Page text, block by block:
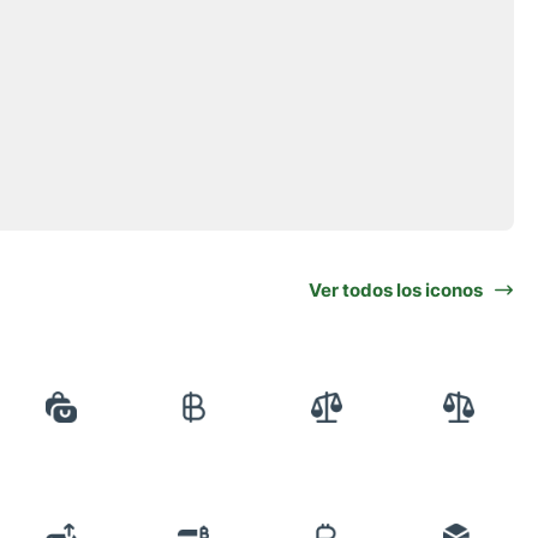
Ver todos los iconos